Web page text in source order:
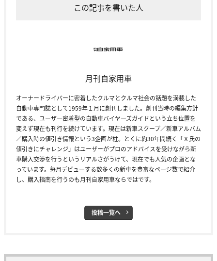
この記事を書いた人
月刊自家用車
オーナードライバーに密着したクルマとクルマ社会の話題を満載した
自動車専門誌として1959年１月に創刊しました。創刊当時の編集方針
である、ユーザー密着型の自動車バイヤーズガイドという立ち位置を
変えず現在も刊行を続けています。現在は新車スクープ／新車アルバム
／購入時の値引き情報という3企画が柱。とくに約30年間続く「Ｘ氏の
値引きにチャレンジ」はユーザーがプロのアドバイスを受けながら新
車購入交渉を行うというリアルさがうけて、現在でも人気の企画とな
っています。毎月デビューする数多くの新車を豊富なページ数で紹介
し、購入指南を行うのも月刊自家用車ならではです。
投稿一覧へ